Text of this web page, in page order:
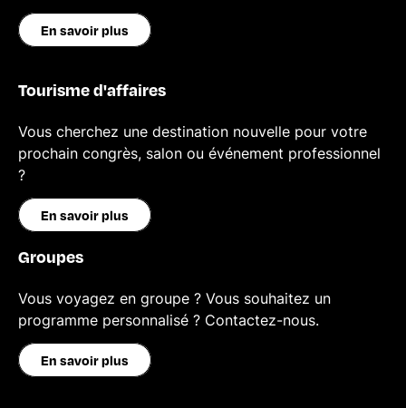
En savoir plus
Tourisme d'affaires
Vous cherchez une destination nouvelle pour votre
prochain congrès, salon ou événement professionnel
?
En savoir plus
Groupes
Vous voyagez en groupe ? Vous souhaitez un
programme personnalisé ? Contactez-nous.
En savoir plus